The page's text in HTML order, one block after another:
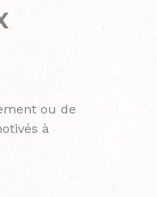
ou de
à